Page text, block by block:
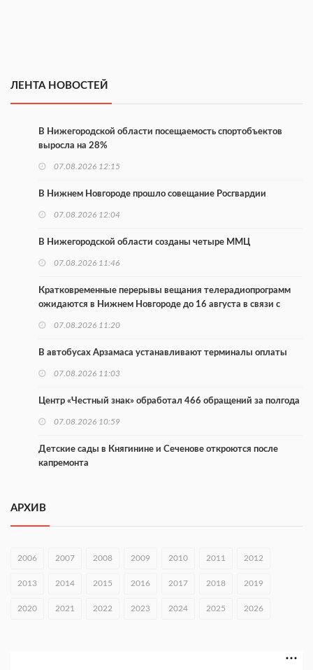
ЛЕНТА НОВОСТЕЙ
В Нижегородской области посещаемость спортобъектов
выросла на 28%
07.08.2026 12:15
В Нижнем Новгороде прошло совещание Росгвардии
07.08.2026 12:04
В Нижегородской области созданы четыре ММЦ
07.08.2026 11:46
Кратковременные перерывы вещания телерадиопрограмм
ожидаются в Нижнем Новгороде до 16 августа в связи с
07.08.2026 11:20
В автобусах Арзамаса устанавливают терминалы оплаты
07.08.2026 11:03
Центр «Честный знак» обработал 466 обращений за полгода
07.08.2026 10:59
Детские сады в Княгинине и Сеченове откроются после
капремонта
В Сеченовском округе открыт лагерь «Теплый стан»
Тульские мастера и сегодня куют славу и доблесть русского
АРХИВ
2006 2007 2008 2009 2010 2011 2012
2013 2014 2015 2016 2017 2018 2019
2020 2021 2022 2023 2024 2025 2026